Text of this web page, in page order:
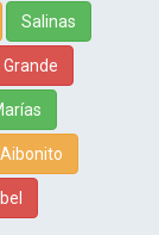
Salinas
Grande
Aibonito